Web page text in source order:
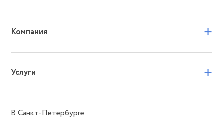
Компания +
Услуги +
В Санкт-Петербурге